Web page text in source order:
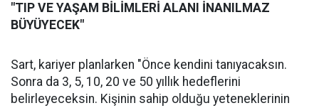
"TIP VE YAŞAM BİLİMLERİ ALANI İNANILMAZ
BÜYÜYECEK"
Sart, kariyer planlarken "Önce kendini tanıyacaksın.
Sonra da 3, 5, 10, 20 ve 50 yıllık hedeflerini
belirleyeceksin. Kişinin sahip olduğu yeteneklerinin